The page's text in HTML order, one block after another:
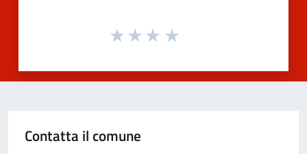
Contatta il comune